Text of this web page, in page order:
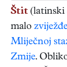
Štit (latinski
malo
Mliječnoj
Zmije.